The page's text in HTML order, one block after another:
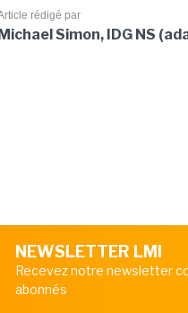
rédigé par
Simon, IDG NS
NEWSLETTER LMI
Recevez notre newsletter
abonnés